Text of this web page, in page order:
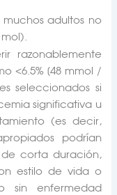
adultos no
razonablemente
<6.5% [48 mmol /
seleccionados si
significativa u
(es decir,
podrían
corta duración,
estilo de vida o
sin enfermedad